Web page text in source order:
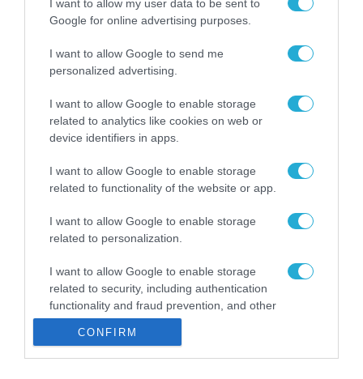
I want to allow my user data to be sent to
Google for online advertising purposes.
I want to allow Google to send me
personalized advertising.
I want to allow Google to enable storage
related to analytics like cookies on web or
device identifiers in apps.
I want to allow Google to enable storage
related to functionality of the website or app.
I want to allow Google to enable storage
related to personalization.
I want to allow Google to enable storage
related to security, including authentication
functionality and fraud prevention, and other
user protection.
CONFIRM
ΡΟΗ ΕΙΔΗΣΕΩΝ
Το χρηματοδοτούμενο
από την ΕΕ έργο “The
Gaming Police”
ενισχύει την ασφάλεια
των παιδιών στο
διαδίκτυο
31.07.2026
για τα πρόστιμα σε
παραβάσεις που
Σ. Καλαφάτης: «Η
Τεχνητή Νοημοσύνη
δεν είναι απλώς μια
νέα τεχνολογία, είναι
μια νέα βιομηχανική